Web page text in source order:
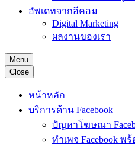
อัพเดทจากอีคอม
Digital Marketing
ผลงานของเรา
Menu
Close
หน้าหลัก
บริการด้าน Facebook
ปัญหาโฆษณา
ทำเพจ Facebook